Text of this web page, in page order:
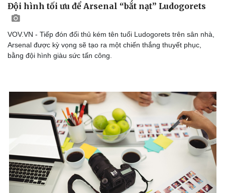
Đội hình tối ưu để Arsenal “bắt nạt” Ludogorets
VOV.VN - Tiếp đón đối thủ kém tên tuổi Ludogorets trên sân nhà,
Arsenal được kỳ vọng sẽ tạo ra một chiến thắng thuyết phục,
bằng đội hình giàu sức tấn công.